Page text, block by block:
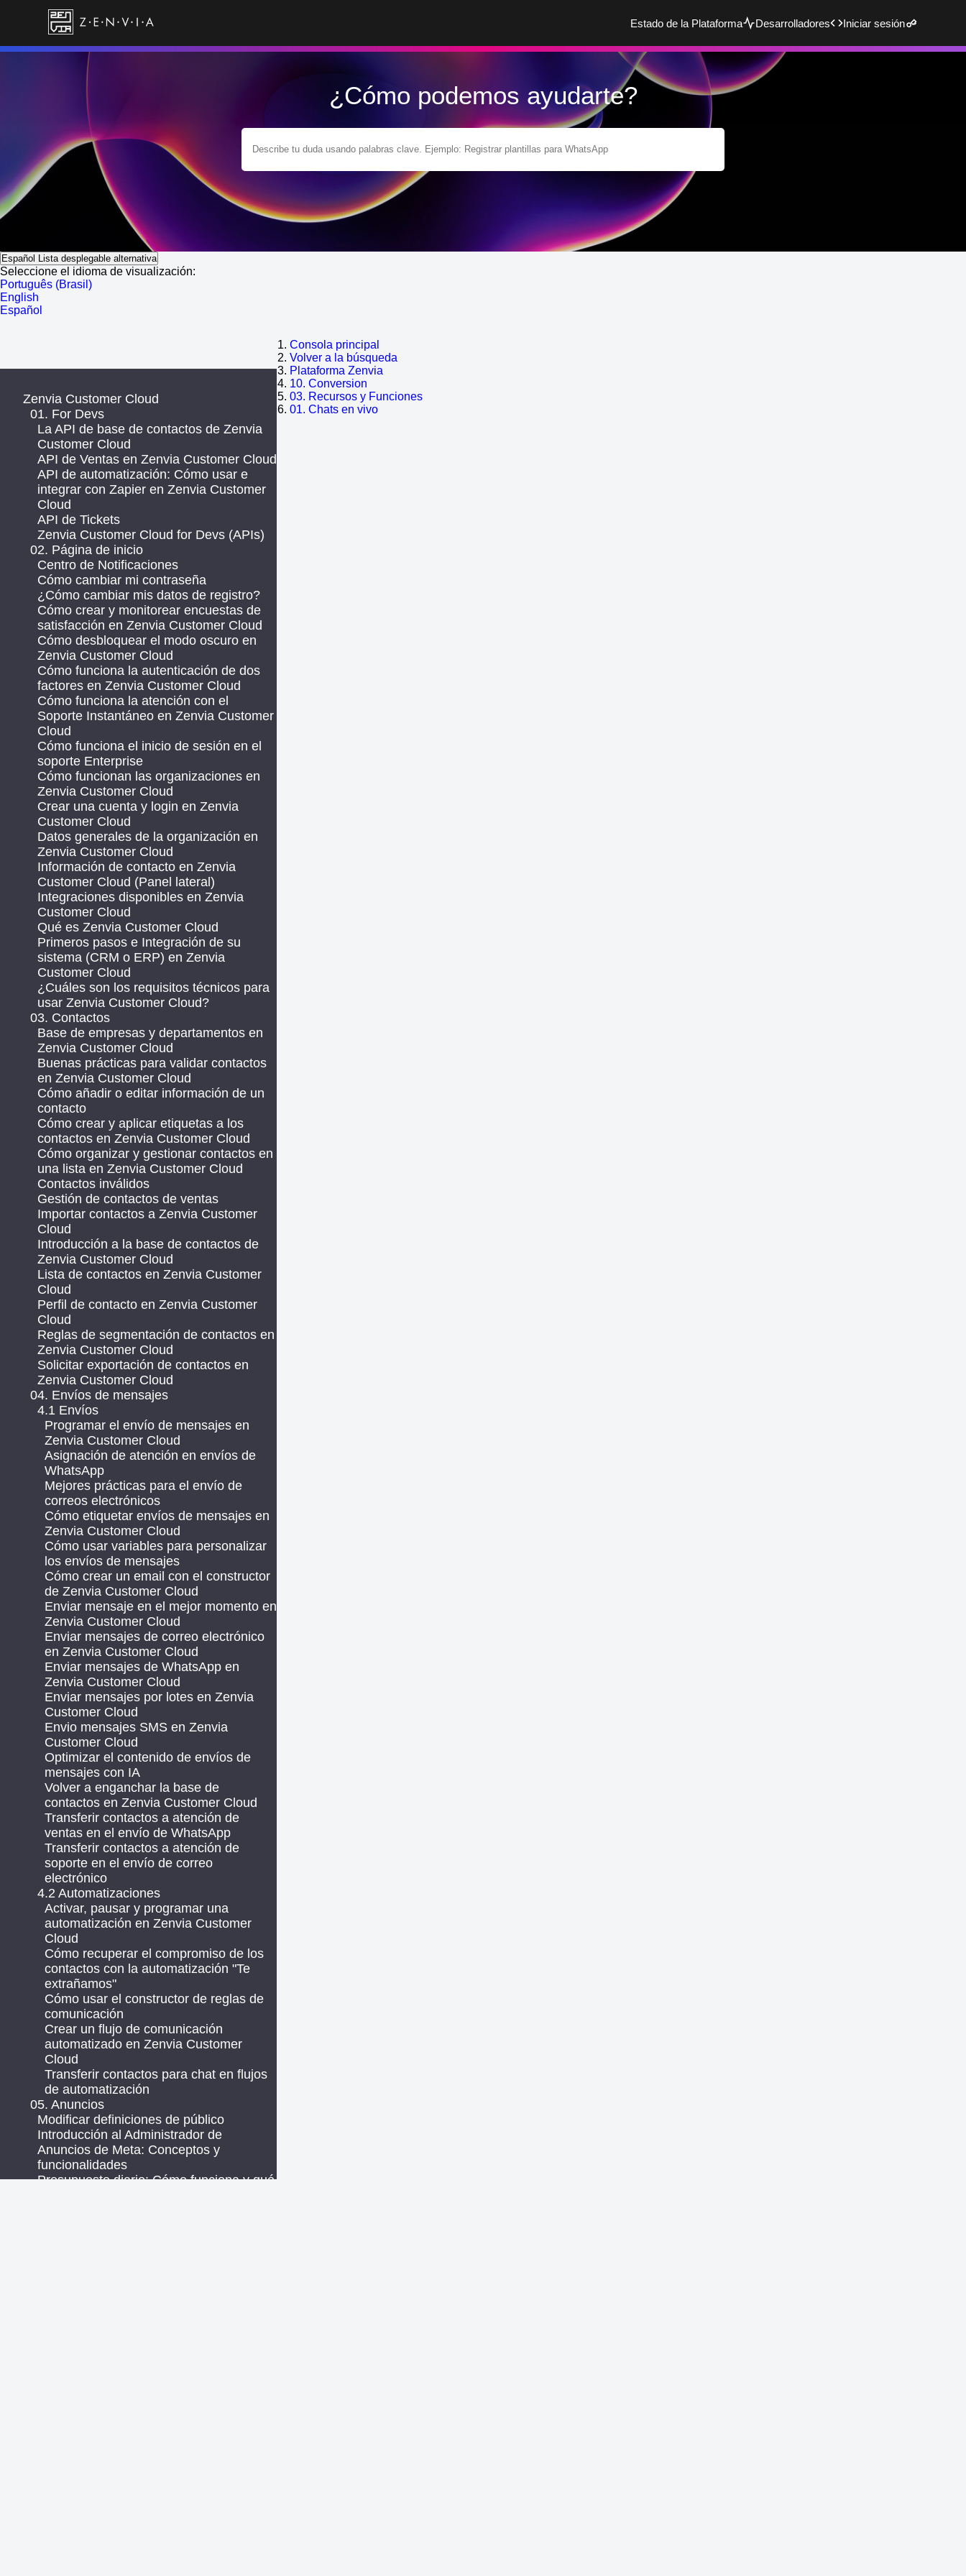
Estado de la Plataforma Desarrolladores Iniciar sesión
¿Cómo podemos ayudarte?
Español Lista desplegable alternativa
Seleccione el idioma de visualización:
Português (Brasil)
English
Español
Consola principal
Volver a la búsqueda
Plataforma Zenvia
10. Conversion
03. Recursos y Funciones
01. Chats en vivo
Zenvia Customer Cloud
01. For Devs
La API de base de contactos de Zenvia
Customer Cloud
API de Ventas en Zenvia Customer Cloud
API de automatización: Cómo usar e
integrar con Zapier en Zenvia Customer
Cloud
API de Tickets
Zenvia Customer Cloud for Devs (APIs)
02. Página de inicio
Centro de Notificaciones
Cómo cambiar mi contraseña
¿Cómo cambiar mis datos de registro?
Cómo crear y monitorear encuestas de
satisfacción en Zenvia Customer Cloud
Cómo desbloquear el modo oscuro en
Zenvia Customer Cloud
Cómo funciona la autenticación de dos
factores en Zenvia Customer Cloud
Cómo funciona la atención con el
Soporte Instantáneo en Zenvia Customer
Cloud
Cómo funciona el inicio de sesión en el
soporte Enterprise
Cómo funcionan las organizaciones en
Zenvia Customer Cloud
Crear una cuenta y login en Zenvia
Customer Cloud
Datos generales de la organización en
Zenvia Customer Cloud
Información de contacto en Zenvia
Customer Cloud (Panel lateral)
Integraciones disponibles en Zenvia
Customer Cloud
Qué es Zenvia Customer Cloud
Primeros pasos e Integración de su
sistema (CRM o ERP) en Zenvia
Customer Cloud
¿Cuáles son los requisitos técnicos para
usar Zenvia Customer Cloud?
03. Contactos
Base de empresas y departamentos en
Zenvia Customer Cloud
Buenas prácticas para validar contactos
en Zenvia Customer Cloud
Cómo añadir o editar información de un
contacto
Cómo crear y aplicar etiquetas a los
contactos en Zenvia Customer Cloud
Cómo organizar y gestionar contactos en
una lista en Zenvia Customer Cloud
Contactos inválidos
Gestión de contactos de ventas
Importar contactos a Zenvia Customer
Cloud
Introducción a la base de contactos de
Zenvia Customer Cloud
Lista de contactos en Zenvia Customer
Cloud
Perfil de contacto en Zenvia Customer
Cloud
Reglas de segmentación de contactos en
Zenvia Customer Cloud
Solicitar exportación de contactos en
Zenvia Customer Cloud
04. Envíos de mensajes
4.1 Envíos
Programar el envío de mensajes en
Zenvia Customer Cloud
Asignación de atención en envíos de
WhatsApp
Mejores prácticas para el envío de
correos electrónicos
Cómo etiquetar envíos de mensajes en
Zenvia Customer Cloud
Cómo usar variables para personalizar
los envíos de mensajes
Cómo crear un email con el constructor
de Zenvia Customer Cloud
Enviar mensaje en el mejor momento en
Zenvia Customer Cloud
Enviar mensajes de correo electrónico
en Zenvia Customer Cloud
Enviar mensajes de WhatsApp en
Zenvia Customer Cloud
Enviar mensajes por lotes en Zenvia
Customer Cloud
Envio mensajes SMS en Zenvia
Customer Cloud
Optimizar el contenido de envíos de
mensajes con IA
Volver a enganchar la base de
contactos en Zenvia Customer Cloud
Transferir contactos a atención de
ventas en el envío de WhatsApp
Transferir contactos a atención de
soporte en el envío de correo
electrónico
4.2 Automatizaciones
Activar, pausar y programar una
automatización en Zenvia Customer
Cloud
Cómo recuperar el compromiso de los
contactos con la automatización "Te
extrañamos"
Cómo usar el constructor de reglas de
comunicación
Crear un flujo de comunicación
automatizado en Zenvia Customer
Cloud
Transferir contactos para chat en flujos
de automatización
05. Anuncios
Modificar definiciones de público
Introducción al Administrador de
Anuncios de Meta: Conceptos y
funcionalidades
Presupuesto diario: Cómo funciona y qué